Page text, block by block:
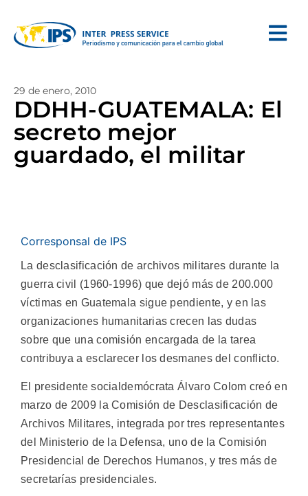
29 de enero, 2010
DDHH-GUATEMALA: El
secreto mejor
guardado, el militar
Corresponsal de IPS
La desclasificación de archivos militares durante la
guerra civil (1960-1996) que dejó más de 200.000
víctimas en Guatemala sigue pendiente, y en las
organizaciones humanitarias crecen las dudas
sobre que una comisión encargada de la tarea
contribuya a esclarecer los desmanes del conflicto.
El presidente socialdemócrata Álvaro Colom creó en
marzo de 2009 la Comisión de Desclasificación de
Archivos Militares, integrada por tres representantes
del Ministerio de la Defensa, uno de la Comisión
Presidencial de Derechos Humanos, y tres más de
secretarías presidenciales.